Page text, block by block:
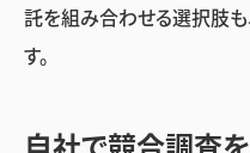
託を組み合わせる選択肢
す。